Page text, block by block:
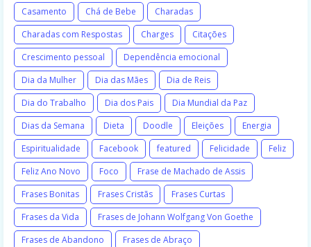
Casamento
Chá de Bebe
Charadas
Charadas com Respostas
Charges
Citações
Crescimento pessoal
Dependência emocional
Dia da Mulher
Dia das Mães
Dia de Reis
Dia do Trabalho
Dia dos Pais
Dia Mundial da Paz
Dias da Semana
Dieta Doodle Eleições
Energia
Espiritualidade
Facebook featured Felicidade
Feliz
Feliz Ano Novo
Foco
Frase de Machado de Assis
Frases Bonitas
Frases Cristãs
Frases Curtas
Frases da Vida
Frases de Johann Wolfgang Von Goethe
Frases de Abandono
Frases de Abraço